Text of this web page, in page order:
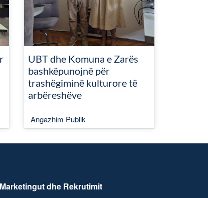
UBT dhe Komuna e Zarës
bashkëpunojnë për
trashëgiminë kulturore të
arbëreshëve
Angazhim Publik
dhe Rekrutimit